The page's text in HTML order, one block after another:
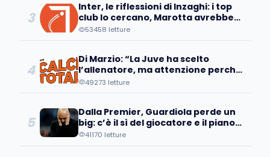
3
Inter, le riflessioni di Inzaghi: i top
club lo cercano, Marotta avrebbe
già individuato...
53458 letture
4
Di Marzio: “La Juve ha scelto
l’allenatore, ma attenzione perché
a Bologna sanno che...
49273 letture
5
Dalla Premier, Guardiola perde un
big: c’è il sì del giocatore e il piano
d’addio
41170 letture